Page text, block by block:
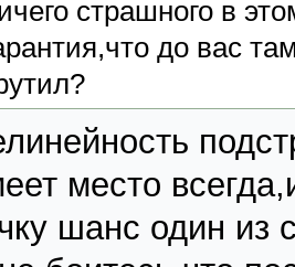
страшного в
до вас
место
шанс один из